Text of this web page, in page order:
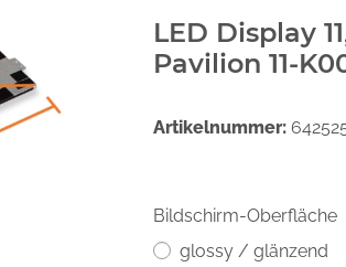
LED Display
Pavilion 11-
Artikelnummer:
Bildschirm-Oberfläche
glossy / glänzend